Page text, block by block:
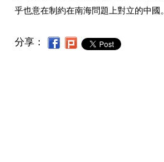
乎也意在制約在南海問題上對立的中國
分享：